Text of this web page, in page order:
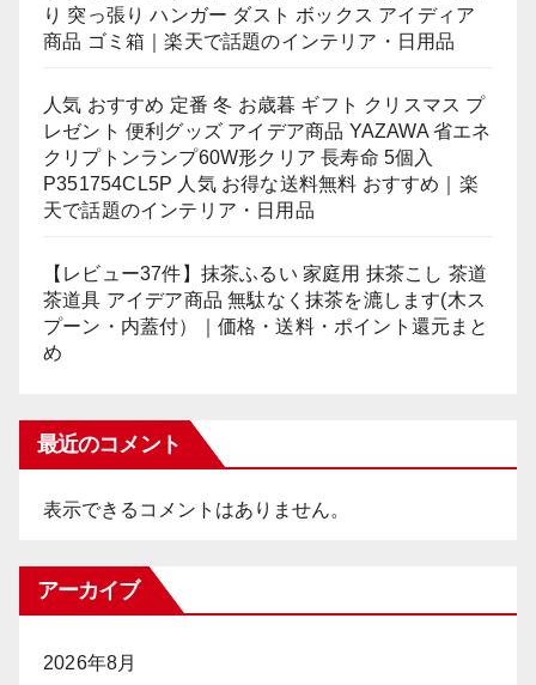
り 突っ張り ハンガー ダスト ボックス アイディア
商品 ゴミ箱｜楽天で話題のインテリア・日用品
人気 おすすめ 定番 冬 お歳暮 ギフト クリスマス プ
レゼント 便利グッズ アイデア商品 YAZAWA 省エネ
クリプトンランプ60W形クリア 長寿命 5個入
P351754CL5P 人気 お得な送料無料 おすすめ｜楽
天で話題のインテリア・日用品
【レビュー37件】抹茶ふるい 家庭用 抹茶こし 茶道
茶道具 アイデア商品 無駄なく抹茶を漉します(木ス
プーン・内蓋付）｜価格・送料・ポイント還元まと
め
最近のコメント
表示できるコメントはありません。
アーカイブ
2026年8月